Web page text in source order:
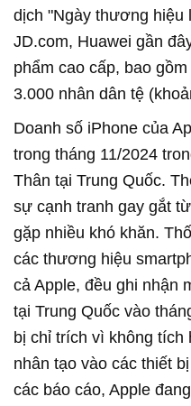
dịch "Ngày thương hiệu
JD.com, Huawei gần
phẩm cao cấp, bao
3.000 nhân dân tệ
Doanh số iPhone của
trong tháng 11/2024
Thân tại Trung Quốc.
sự cạnh tranh gay gắt
gặp nhiều khó khăn.
các thương hiệu
cả Apple, đều ghi nhận
tại Trung Quốc vào
bị chỉ trích vì không
nhân tạo vào các thiết
các báo cáo, Apple